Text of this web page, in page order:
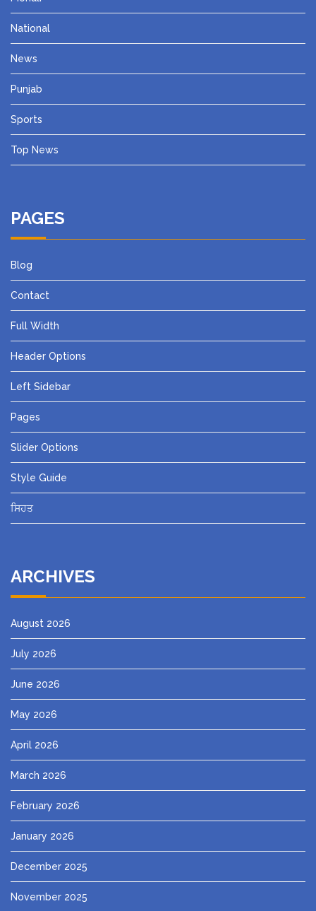
National
News
Punjab
Sports
Top News
PAGES
Blog
Contact
Full Width
Header Options
Left Sidebar
Pages
Slider Options
Style Guide
ਸਿਹਤ
ARCHIVES
August 2026
July 2026
June 2026
May 2026
April 2026
March 2026
February 2026
January 2026
December 2025
November 2025